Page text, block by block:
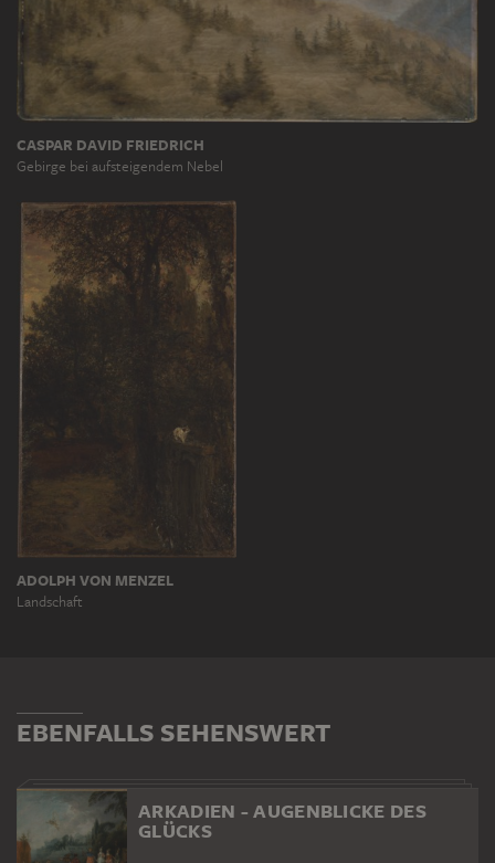
CASPAR DAVID FRIEDRICH
Gebirge bei aufsteigendem Nebel
ADOLPH VON MENZEL
Landschaft
EBENFALLS SEHENSWERT
ARKADIEN - AUGENBLICKE DES
GLÜCKS